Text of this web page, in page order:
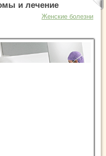
и лечение
Женские болезни